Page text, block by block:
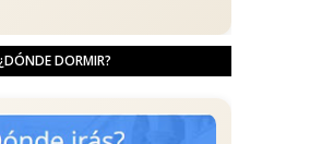
DORMIR?